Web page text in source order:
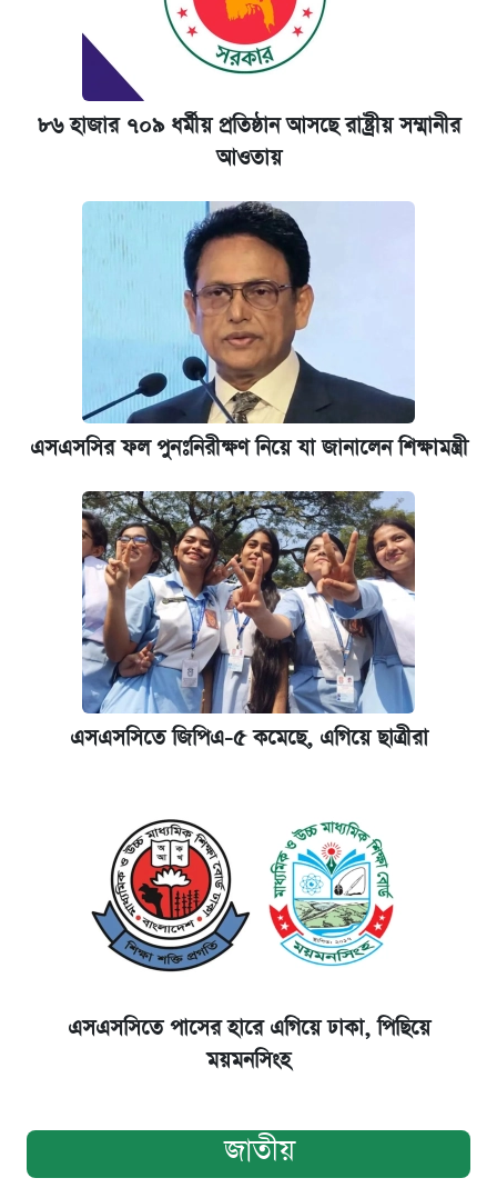
৮৬ হাজার ৭০৯ ধর্মীয় প্রতিষ্ঠান আসছে রাষ্ট্রীয় সম্মানীর
আওতায়
এসএসসির ফল পুনঃনিরীক্ষণ নিয়ে যা জানালেন শিক্ষামন্ত্রী
এসএসসিতে জিপিএ-৫ কমেছে, এগিয়ে ছাত্রীরা
এসএসসিতে পাসের হারে এগিয়ে ঢাকা, পিছিয়ে
ময়মনসিংহ
জাতীয়